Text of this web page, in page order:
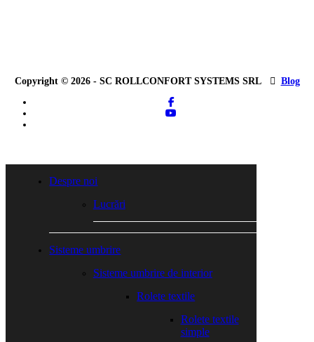
Copyright © 2026 - SC ROLLCONFORT SYSTEMS SRL
Blog
facebook
youtube
Despre noi
Lucrări
Sisteme umbrire
Sisteme umbrire de interior
Rolete textile
Rolete textile
simple